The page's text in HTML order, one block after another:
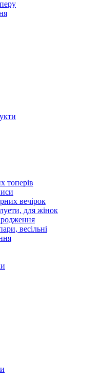
топерів
вечірок
для жінок
весільні